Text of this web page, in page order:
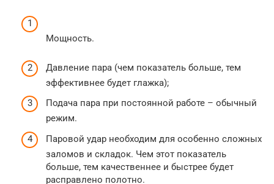
Мощность.
Давление пара (чем показатель больше, тем
эффективнее будет глажка);
Подача пара при постоянной работе – обычный
режим.
Паровой удар необходим для особенно сложных
заломов и складок. Чем этот показатель
больше, тем качественнее и быстрее будет
расправлено полотно.